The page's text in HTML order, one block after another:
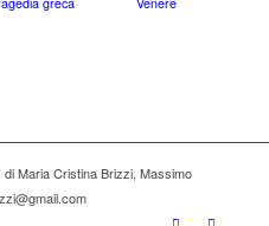
Maria Cristina Brizzi, Massimo